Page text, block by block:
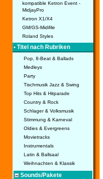
kompatible Ketron Event -
MidjayPro
Ketron X1/X4
GM/GS-Midifile
Roland Styles
• Titel nach Rubriken
Pop, 8-Beat & Ballads
Medleys
Party
Tischmusik Jazz & Swing
Top Hits & Hitparade
Country & Rock
Schlager & Volksmusik
Stimmung & Karneval
Oldies & Evergreens
Movietracks
Instrumentals
Latin & Ballsaal
Weihnachten & Klassik
Sounds/Pakete